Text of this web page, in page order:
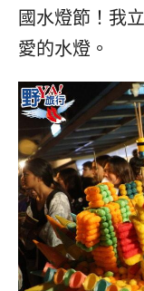
國水燈節！我
愛的水燈。